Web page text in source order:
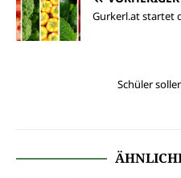
Gurkerl.at startet
Schüler